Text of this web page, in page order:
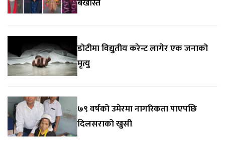
डोटीमा विद्युतीय करेन्ट लागेर एक जनाको
मृत्यु
७९ वर्षको उमेरमा नागरिकता पाएपछि
दिलसराको खुसी